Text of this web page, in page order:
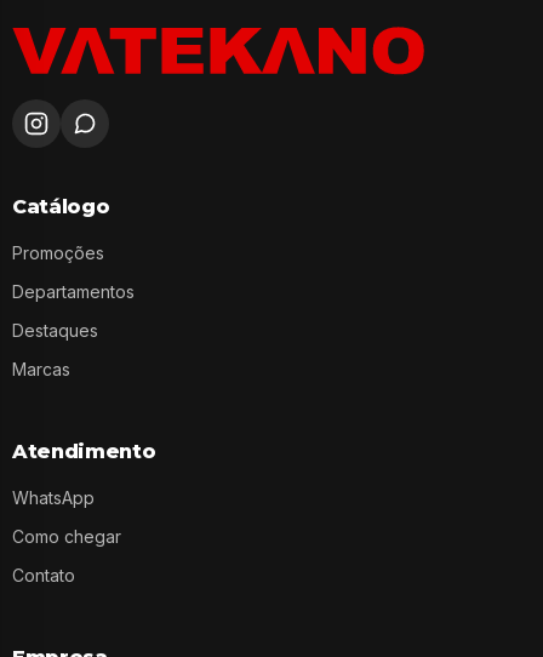
Catálogo
Promoções
Departamentos
Destaques
Marcas
Atendimento
WhatsApp
Como chegar
Contato